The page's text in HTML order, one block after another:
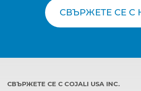
СВЪРЖЕТЕ СЕ С
СВЪРЖЕТЕ СЕ С COJALI USA INC.